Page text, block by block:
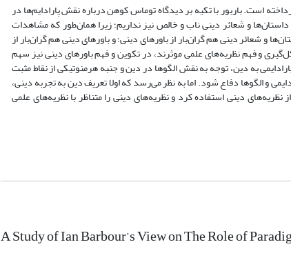
است. باربور با تکیه بر دیدگاه توماس کوهن درباره نقش پارادایم‌ها در
و شعائر دینی ناب و خالص نیز نداریم؛ زیرا همان‌طور که مشاهدات
و شعائر دینی هم گران‌بار از باورهای دینی؛ و باورهای دینی هم گران‌بار از
و فهم نظریه‌های علمی موثرند، در تکوین و فهم باورهای دینی نیز سهم
به دین، توجه به نقش الگوها در دین و جنبه هرمنوتیکی از نقاط مثبت
و الگوها دفاع شود. اما به نظر می‌رسد که اولا تعریف دین به تجربه دینی،
دینی استفاده کرد و نظریه‌های دینی را متناظر با نظریه‌های علمی
A Study of Ian Barbour’s View on The Role of